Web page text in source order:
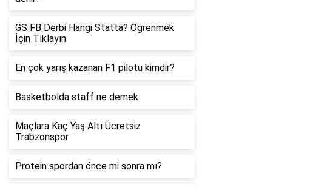
GS FB Derbi Hangi Statta? Öğrenmek
İçin Tıklayın
En çok yarış kazanan F1 pilotu kimdir?
Basketbolda staff ne demek
Maçlara Kaç Yaş Altı Ücretsiz
Trabzonspor
Protein spordan önce mi sonra mı?